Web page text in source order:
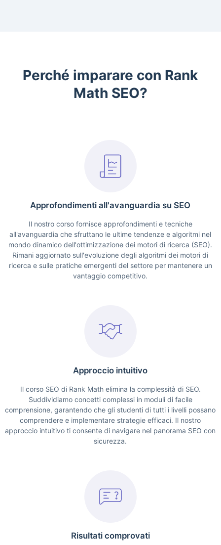
Perché imparare con Rank
Math SEO?
Approfondimenti all'avanguardia su SEO
Il nostro corso fornisce approfondimenti e tecniche
all'avanguardia che sfruttano le ultime tendenze e algoritmi nel
mondo dinamico dell'ottimizzazione dei motori di ricerca (SEO).
Rimani aggiornato sull'evoluzione degli algoritmi dei motori di
ricerca e sulle pratiche emergenti del settore per mantenere un
vantaggio competitivo.
Approccio intuitivo
Il corso SEO di Rank Math elimina la complessità di SEO.
Suddividiamo concetti complessi in moduli di facile
comprensione, garantendo che gli studenti di tutti i livelli possano
comprendere e implementare strategie efficaci. Il nostro
approccio intuitivo ti consente di navigare nel panorama SEO con
sicurezza.
Risultati comprovati